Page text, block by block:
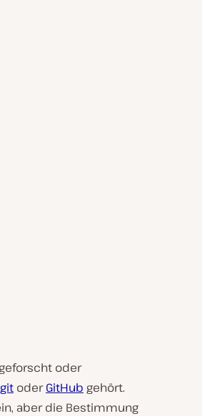
oder
git oderGitHub gehört.
aber die Bestimmung